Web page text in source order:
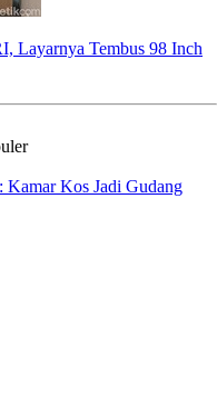
Layarnya Tembus 98 Inch
Kamar Kos Jadi Gudang